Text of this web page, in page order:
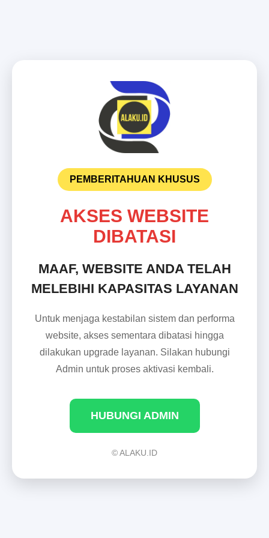
PEMBERITAHUAN KHUSUS
AKSES WEBSITE
DIBATASI
MAAF, WEBSITE ANDA TELAH
MELEBIHI KAPASITAS LAYANAN
Untuk menjaga kestabilan sistem dan performa
website, akses sementara dibatasi hingga
dilakukan upgrade layanan. Silakan hubungi
Admin untuk proses aktivasi kembali.
HUBUNGI ADMIN
© ALAKU.ID